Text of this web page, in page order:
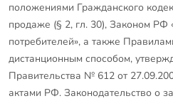
положениями Гражданского
продаже (§ 2, гл. 30), Законом РФ
потребителей», а также
дистанционным способом,
Правительства № 612 от
актами РФ. Законодательство о